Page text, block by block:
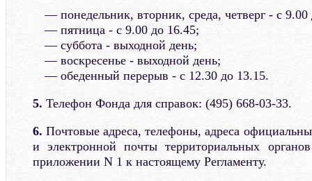
понедельник, вторник, среда, четверг - с
пятница - с 9.00 до 16.45;
суббота - выходной день;
воскресенье - выходной день;
обеденный перерыв - с 12.30 до 13.15.
5. Телефон Фонда для справок: (495) 668-03-33.
6. Почтовые адреса, телефоны, адреса
и электронной почты территориальных
приложении N 1 к настоящему Регламенту.